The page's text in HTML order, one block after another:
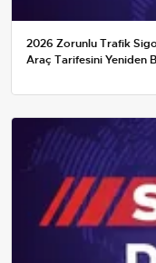
2026 Zorunlu Trafik
Araç Tarifesini Yeniden